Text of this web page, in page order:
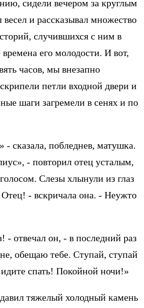
сидели вечером за круглым
и рассказывал множество
случившихся с ним в
его молодости. И вот,
часов, мы внезапно
петли входной двери и
шаги загремели в сенях и по
- сказала, побледнев, матушка.
- повторил отец усталым,
Слезы хлынули из глаз
- вскричала она. - Неужто
- отвечал он, - в последний раз
обещаю тебе. Ступай, ступай
спать! Покойной ночи!»
тяжелый холодный камень